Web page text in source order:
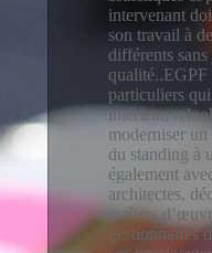
intervenant
son travail à
différents
qualité..EGPF
particuliers
intérieur,
moderniser
du standing à
également
architectes,
maîtres
gestionnaires